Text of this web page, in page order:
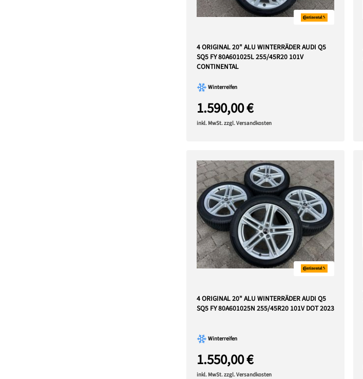
4 ORIGINAL 20" ALU WINTERRÄDER AUDI Q5
SQ5 FY 80A601025L 255/45R20 101V
CONTINENTAL
Winterreifen
1.590,00 €
inkl. MwSt. zzgl. Versandkosten
4 ORIGINAL 20" ALU WINTERRÄDER AUDI Q5
SQ5 FY 80A601025N 255/45R20 101V DOT 2023
Winterreifen
1.550,00 €
inkl. MwSt. zzgl. Versandkosten